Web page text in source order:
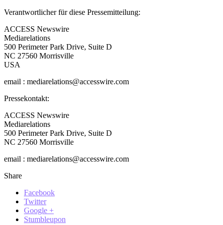
Verantwortlicher für diese Pressemitteilung:
ACCESS Newswire
Mediarelations
500 Perimeter Park Drive, Suite D
NC 27560 Morrisville
USA
email : mediarelations@accesswire.com
Pressekontakt:
ACCESS Newswire
Mediarelations
500 Perimeter Park Drive, Suite D
NC 27560 Morrisville
email : mediarelations@accesswire.com
Share
Facebook
Twitter
Google +
Stumbleupon